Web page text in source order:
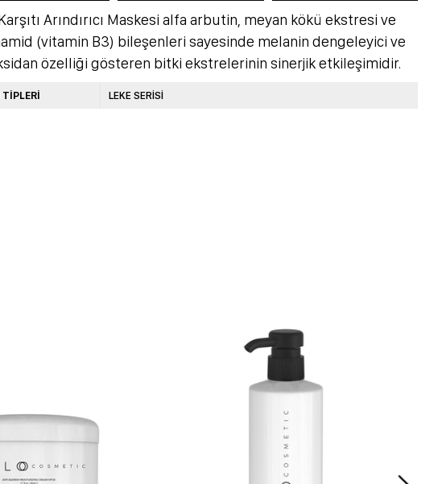
Arındırıcı Maskesi alfa arbutin, meyan kökü ekstresi ve
(vitamin B3) bileşenleri sayesinde melanin dengeleyici ve
özelliği gösteren bitki ekstrelerinin sinerjik etkileşimidir.
TİPLERİ LEKE SERİSİ